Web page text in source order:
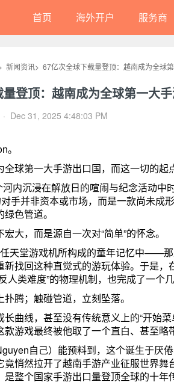
首页 海外开户 服务商
新闻资讯> 67亿次全球下载量登顶：越南成为全球
登顶：越南成为全球第一大
· Dec 31, 2025 4:48:03 PM
球第一大手游出口国，而这一切的起
内沉浸在解放日的喧闹与纪念活动
对手并非资本或市场，而是一款尚未成
色管道。
大，而是源自一次对“简单”的怀念。
天堂游戏机所构成的童年记忆中——
新找回这种直觉式的游玩体验。于是
人类难度”的物理机制，也完成了一个
腾；触碰管道，立刻坠落。
曲线，甚至没有传统意义上的“开始
款游戏最终被他取了一个直白、甚至
自己）能预料到，这个诞生于厌
竟悄然拉开了越南手游产业征服世界
整个国家手游出口量登顶全球的十年